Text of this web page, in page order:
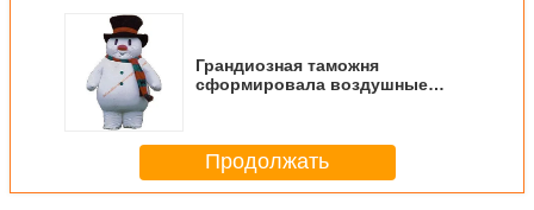
Грандиозная таможня
сформировала воздушные
торжества
Продолжать